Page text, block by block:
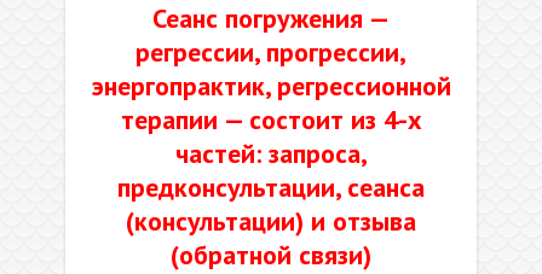
Сеанс погружения —
регрессии, прогрессии,
энергопрактик, регрессионной
терапии — состоит из 4-х
частей: запроса,
предконсультации, сеанса
(консультации) и отзыва
(обратной связи)